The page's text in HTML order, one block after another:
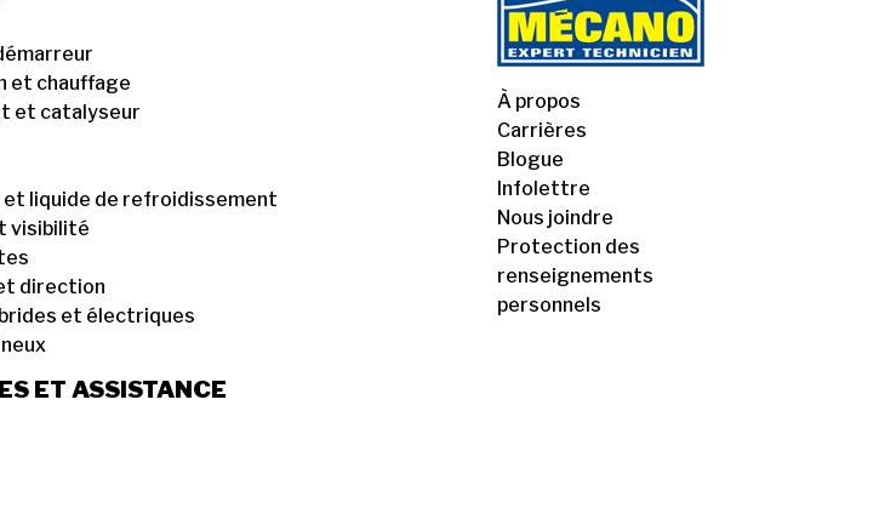
et chauffage
et catalyseur
liquide de refroidissement
visibilité
direction
et électriques
ET ASSISTANCE
À propos
Carrières
Blogue
Infolettre
Nous joindre
Protection des
renseignements
personnels